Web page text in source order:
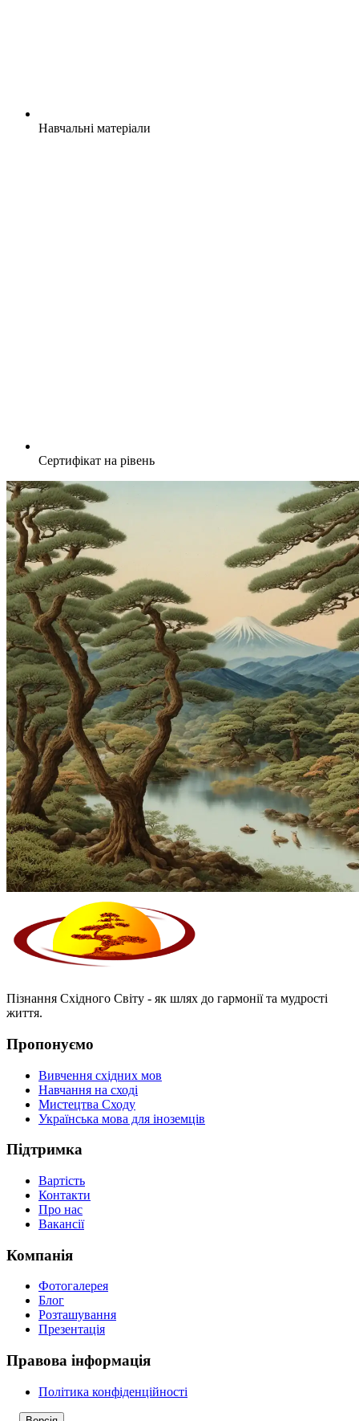
Навчальні матеріали
Сертифікат на рівень
Пізнання Східного Світу - як шлях до гармонії та мудрості
життя.
Пропонуємо
Вивчення східних мов
Навчання на сході
Мистецтва Сходу
Українська мова для іноземців
Підтримка
Вартість
Контакти
Про нас
Вакансії
Компанія
Фотогалерея
Блог
Розташування
Презентація
Правова інформація
Політика конфіденційності